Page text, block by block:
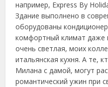
например, Express By
Здание выполнено в
оборудованы
комфортный климат даже
очень светлая, моих
итальянская кухня. А те,
Милана с дамой, могут
романтический ужин при